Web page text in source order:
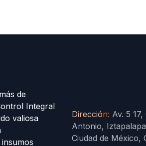
de
Integral
valiosa
Dirección: Av. 5
Antonio,
Ciudad de México,